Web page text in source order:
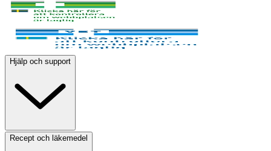
Hjälp och support
Recept och läkemedel